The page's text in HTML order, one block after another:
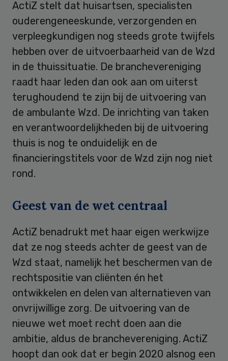
ActiZ stelt dat huisartsen, specialisten
ouderengeneeskunde, verzorgenden en
verpleegkundigen nog steeds grote twijfels
hebben over de uitvoerbaarheid van de Wzd
in de thuissituatie. De branchevereniging
raadt haar leden dan ook aan om uiterst
terughoudend te zijn bij de uitvoering van
de ambulante Wzd. De inrichting van taken
en verantwoordelijkheden bij de uitvoering
thuis is nog te onduidelijk en de
financieringstitels voor de Wzd zijn nog niet
rond.
Geest van de wet centraal
ActiZ benadrukt met haar eigen werkwijze
dat ze nog steeds achter de geest van de
Wzd staat, namelijk het beschermen van de
rechtspositie van cliënten én het
ontwikkelen en delen van alternatieven van
onvrijwillige zorg. De uitvoering van de
nieuwe wet moet recht doen aan die
ambitie, aldus de branchevereniging. ActiZ
hoopt dan ook dat er begin 2020 alsnog een